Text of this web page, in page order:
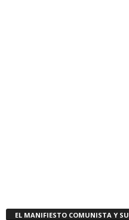
EL MANIFIESTO COMUNISTA Y